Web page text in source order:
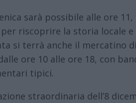
sarà possibile alle ore
per riscoprire la storia locale
si terrà anche il mercatino
ore 10 alle ore 18, con
tipici.
straordinaria dell’8